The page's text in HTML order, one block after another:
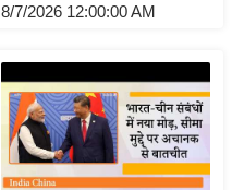
8/7/2026 12:00:00 AM